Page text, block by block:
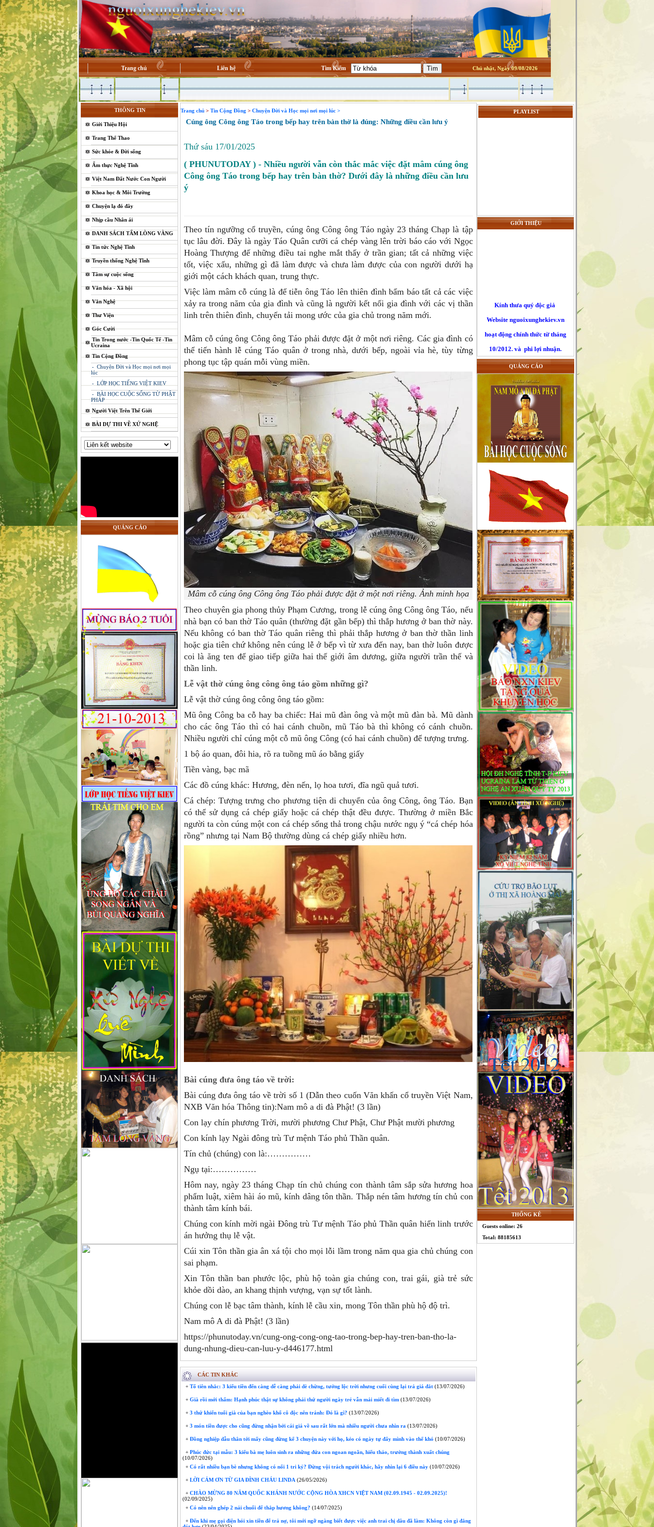
Trang chủ Liên hệ Tìm Kiếm Chủ nhật, Ngày 09/08/2026
THÔNG TIN
Giới Thiệu Hội
Trang Thể Thao
Sức khỏe & Đời sống
Ẩm thực Nghệ Tĩnh
Việt Nam Đất Nước Con Người
Khoa học & Môi Trường
Chuyện lạ đó đây
Nhịp cầu Nhân ái
DANH SÁCH TẤM LÒNG VÀNG
Tin tức Nghệ Tĩnh
Truyền thống Nghệ Tĩnh
Tâm sự cuộc sống
Văn hóa - Xã hội
Văn Nghệ
Thư Viện
Góc Cười
Tin Trong nước -Tin Quốc Tế -Tin
Ucraina
Tin Cộng Đồng
- Chuyện Đời và Học mọi nơi mọi
lúc
- LỚP HỌC TIẾNG VIỆT KIEV
- BÀI HỌC CUỘC SỐNG TỪ PHẬT
PHÁP
Người Việt Trên Thế Giới
BÀI DỰ THI VỀ XỨ NGHỆ
QUẢNG CÁO
Trang chủ > Tin Cộng Đồng > Chuyện Đời và Học mọi nơi mọi lúc >
Cúng ông Công ông Táo trong bếp hay trên bàn thờ là đúng: Những điều cần lưu ý
Thứ sáu 17/01/2025
( PHUNUTODAY )- Nhiều người vẫn còn thắc mắc việc đặt mâm cúng ông
Công ông Táo trong bếp hay trên bàn thờ? Dưới đây là những điều cần lưu
ý
Theo tín ngưỡng cổ truyền, cúng ông Công ông Táo ngày 23 tháng Chạp là tập
tục lâu đời. Đây là ngày Táo Quân cưỡi cá chép vàng lên trời báo cáo với Ngọc
Hoàng Thượng đế những điều tai nghe mắt thấy ở trần gian; tất cả những việc
tốt, việc xấu, những gì đã làm được và chưa làm được của con người dưới hạ
giới một cách khách quan, trung thực.
Việc làm mâm cỗ cúng là để tiễn ông Táo lên thiên đình bẩm báo tất cả các việc
xảy ra trong năm của gia đình và cũng là người kết nối gia đình với các vị thần
linh trên thiên đình, chuyển tải mong ước của gia chủ trong năm mới.
Mâm cỗ cúng ông Công ông Táo phải được đặt ở một nơi riêng. Các gia đình có
thể tiến hành lễ cúng Táo quân ở trong nhà, dưới bếp, ngoài vỉa hè, tùy từng
phong tục tập quán mỗi vùng miền.
Mâm cỗ cúng ông Công ông Táo phải được đặt ở một nơi riêng. Ảnh minh họa
Theo chuyên gia phong thủy Phạm Cương, trong lễ cúng ông Công ông Táo, nếu
nhà bạn có ban thờ Táo quân (thường đặt gần bếp) thì thắp hương ở ban thờ này.
Nếu không có ban thờ Táo quân riêng thì phải thắp hương ở ban thờ thần linh
hoặc gia tiên chứ không nên cúng lễ ở bếp vì từ xưa đến nay, ban thờ luôn được
coi là ăng ten để giao tiếp giữa hai thế giới âm dương, giữa người trần thế và
thần linh.
Lễ vật thờ cúng ông công ông táo gồm những gì?
Lễ vật thờ cúng ông công ông táo gồm:
Mũ ông Công ba cỗ hay ba chiếc: Hai mũ đàn ông và một mũ đàn bà. Mũ dành
cho các ông Táo thì có hai cánh chuồn, mũ Táo bà thì không có cánh chuồn.
Nhiều người chỉ cúng một cỗ mũ ông Công (có hai cánh chuồn) để tượng trưng.
1 bộ áo quan, đôi hia, rõ ra tuồng mũ áo bằng giấy
Tiền vàng, bạc mã
Các đồ cúng khác: Hương, đèn nến, lọ hoa tươi, đĩa ngũ quả tươi.
Cá chép: Tượng trưng cho phương tiện di chuyển của ông Công, ông Táo. Bạn
có thể sử dụng cá chép giấy hoặc cá chép thật đều được. Thường ở miền Bắc
người ta còn cúng một con cá chép sống thả trong chậu nước ngụ ý “cá chép hóa
rồng” nhưng tại Nam Bộ thường dùng cá chép giấy nhiều hơn.
Bài cúng đưa ông táo về trời:
Bài cúng đưa ông táo về trời số 1 (Dẫn theo cuốn Văn khấn cổ truyền Việt Nam,
NXB Văn hóa Thông tin):Nam mô a di đà Phật! (3 lần)
Con lạy chín phương Trời, mười phương Chư Phật, Chư Phật mười phương
Con kính lạy Ngài đông trù Tư mệnh Táo phủ Thần quân.
Tín chủ (chúng) con là:……………
Ngụ tại:……………
Hôm nay, ngày 23 tháng Chạp tín chủ chúng con thành tâm sắp sửa hương hoa
phẩm luật, xiêm hài áo mũ, kính dâng tôn thần. Thắp nén tâm hương tín chủ con
thành tâm kính bái.
Chúng con kính mời ngài Đông trù Tư mệnh Táo phủ Thần quân hiển linh trước
án hưởng thụ lễ vật.
Cúi xin Tôn thần gia ân xá tội cho mọi lỗi lầm trong năm qua gia chủ chúng con
sai phạm.
Xin Tôn thần ban phước lộc, phù hộ toàn gia chúng con, trai gái, già trẻ sức
khỏe dồi dào, an khang thịnh vượng, vạn sự tốt lành.
Chúng con lễ bạc tâm thành, kính lễ cầu xin, mong Tôn thần phù hộ độ trì.
Nam mô A di đà Phật! (3 lần)
https://phunutoday.vn/cung-ong-cong-ong-tao-trong-bep-hay-tren-ban-tho-la-
dung-nhung-dieu-can-luu-y-d446177.html
CÁC TIN KHÁC
+Tổ tiên nhắc: 3 kiểu tiền đến càng dễ càng phải dè chừng, tưởng lộc trời nhưng cuối cùng lại trả giá đắt(13/07/2026)
+Già rồi mới thấm: Hạnh phúc thật sự không phải thứ người ngày trẻ vẫn mải miết đi tìm(13/07/2026)
+3 thứ khiến tuổi già của bạn nghèo khổ cô độc nên tránh: Đó là gì? (13/07/2026)
+3 món tiền được cho cũng đừng nhận bởi cái giá về sau rất lớn mà nhiều người chưa nhìn ra (13/07/2026)
+Đồng nghiệp dẫu thân tới mấy cũng đừng kể 3 chuyện này với họ, kẻo có ngày tự đẩy mình vào thế khó (10/07/2026)
+Phúc đức tại mẫu: 3 kiểu bà mẹ luôn sinh ra những đứa con ngoan ngoãn, hiếu thảo, trưởng thành xuất chúng
(10/07/2026)
+Có rất nhiều bạn bè nhưng không có nổi 1 tri kỷ? Đừng vội trách người khác, hãy nhìn lại 6 điều này(10/07/2026)
+LỜI CẢM ƠN TỪ GIA ĐÌNH CHÁU LINDA (26/05/2026)
+CHÀO MỪNG 80 NĂM QUỐC KHÁNH NƯỚC CỘNG HÒA XHCN VIỆT NAM (02.09.1945 - 02.09.2025)!
(02/09/2025)
+Có nên nên ghép 2 nải chuối để thắp hương không? (14/07/2025)
+Đến khi mẹ gọi điện hỏi xin tiền để trả nợ, tôi mới ngỡ ngàng biết được việc anh trai chị dâu đã làm: Không còn gì đắng
PLAYLIST
GIỚI THIỆU
của cộng đồng người Việt tại
Kiev
và toàn Ucraina, đồng thời lấy
tin
từ các trang báo mạng khác trên
nguyên tắc trích dẫn nguyên bản
đường nguồn chính. Là những
người làm báo không chuyên nên
chắc chắn sẽ gặp sai sót không
mong muốn, chúng tôi sẽ tiếp thu
chân thành những góp ý xây
dựng
của quý độc giả để cho trang tin
ngày càng hoàn thiện hơn, xin
gửi
về mục liên hệ trên mặt báo .
QUẢNG CÁO
THỐNG KÊ
Guests online: 26
Total: 88185613